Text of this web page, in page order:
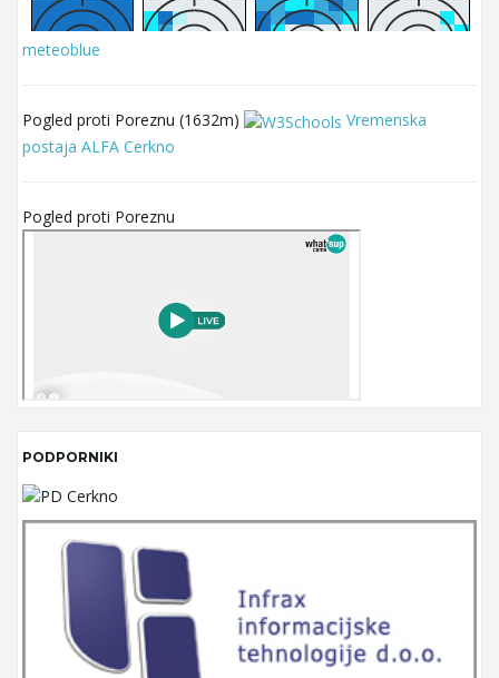
meteoblue
Pogled proti Poreznu (1632m)
Vremenska
postaja ALFA Cerkno
Pogled proti Poreznu
PODPORNIKI